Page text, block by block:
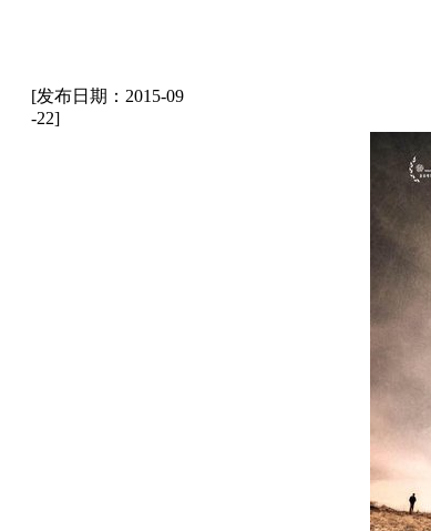
[发布日期：2015-09
-22]